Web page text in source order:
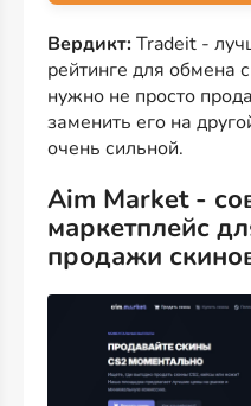
Вердикт:Tradeit -
рейтинге для обмена
нужно не просто
заменить его на
очень сильной.
Aim Market -
маркетплейс
продажи